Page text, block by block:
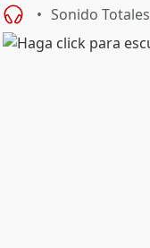
Sonido Totales